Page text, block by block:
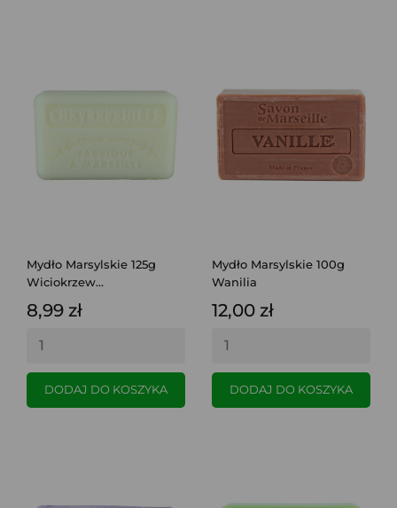
Mydło Marsylskie 125g
Wiciokrzew...
8,99 zł
DODAJ DO KOSZYKA
Mydło Marsylskie 100g
Wanilia
12,00 zł
DODAJ DO KOSZYKA